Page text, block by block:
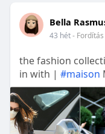
Bella
43 hét- Fordítás
the fashion
in with | #maison